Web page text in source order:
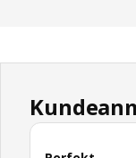
Spring